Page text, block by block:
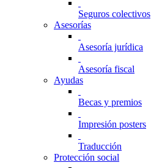
Seguros colectivos
Asesorías
Asesoría jurídica
Asesoría fiscal
Ayudas
Becas y premios
Impresión posters
Traducción
Protección social